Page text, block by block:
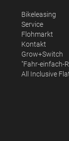
Bikeleasing
Service
Flohmarkt
Kontakt
Grow+Switch
"Fahr-einfach-
All Inclusive